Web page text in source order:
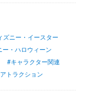
ズニー・イースター
ー・ハロウィーン
#キャラクター関連
トラクション